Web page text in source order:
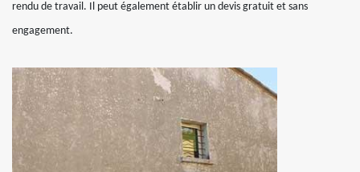
rendu de travail. Il peut également établir un devis gratuit et sans
engagement.